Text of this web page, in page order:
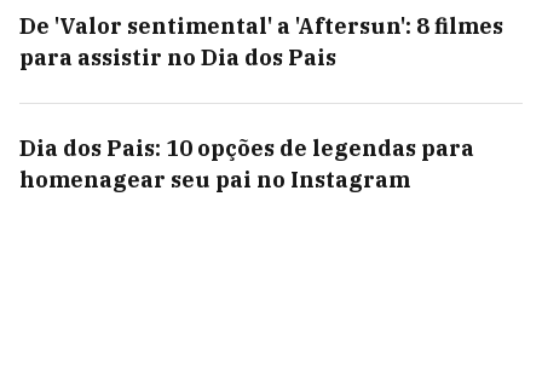
De 'Valor sentimental' a 'Aftersun': 8 filmes
para assistir no Dia dos Pais
Dia dos Pais: 10 opções de legendas para
homenagear seu pai no Instagram